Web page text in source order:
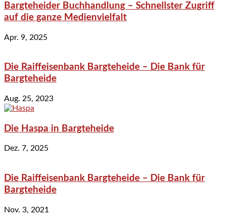
Bargteheider Buchhandlung – Schnellster Zugriff
auf die ganze Medienvielfalt
Apr. 9, 2025
Die Raiffeisenbank Bargteheide – Die Bank für
Bargteheide
Aug. 25, 2023
Die Haspa in Bargteheide
Dez. 7, 2025
Die Raiffeisenbank Bargteheide – Die Bank für
Bargteheide
Nov. 3, 2021